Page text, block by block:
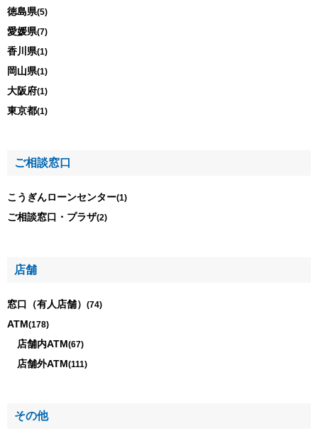
徳島県(5)
愛媛県(7)
香川県(1)
岡山県(1)
大阪府(1)
東京都(1)
ご相談窓口
こうぎんローンセンター(1)
ご相談窓口・プラザ(2)
店舗
窓口（有人店舗） (74)
ATM(178)
店舗内ATM(67)
店舗外ATM(111)
その他